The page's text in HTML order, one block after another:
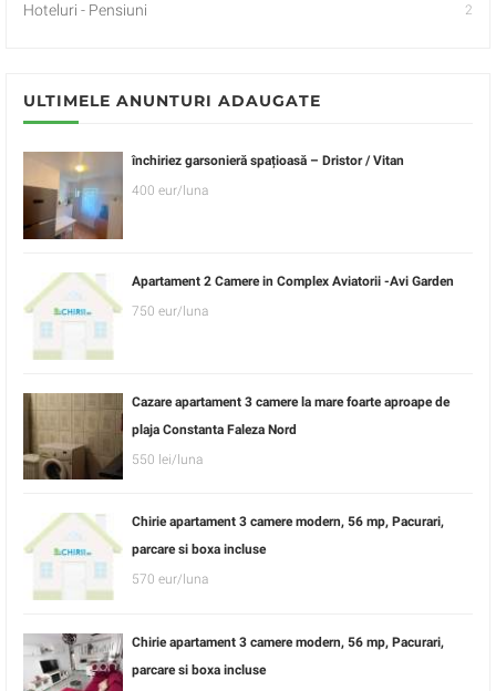
Hoteluri - Pensiuni 2
ULTIMELE ANUNTURI ADAUGATE
închiriez garsonieră spațioasă – Dristor / Vitan
400 eur/luna
Apartament 2 Camere in Complex Aviatorii -Avi Garden
750 eur/luna
Cazare apartament 3 camere la mare foarte aproape de
plaja Constanta Faleza Nord
550 lei/luna
Chirie apartament 3 camere modern, 56 mp, Pacurari,
parcare si boxa incluse
570 eur/luna
Chirie apartament 3 camere modern, 56 mp, Pacurari,
parcare si boxa incluse